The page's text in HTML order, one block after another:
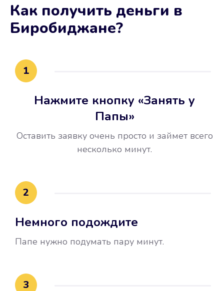
Не потребовались справки, залоги
и поручители. Папа вам доверяет.
воспользовались бесплатной
это открыло новые возможности в
Как получить деньги в
Биробиджане?
1
Нажмите кнопку «Занять у
Папы»
Оставить заявку очень просто и займет всего
несколько минут.
2
Немного подождите
Папе нужно подумать пару минут.
3